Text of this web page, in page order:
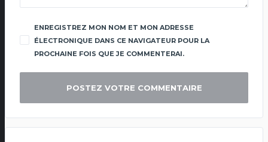
ENREGISTREZ MON NOM ET MON ADRESSE
ÉLECTRONIQUE DANS CE NAVIGATEUR POUR LA
PROCHAINE FOIS QUE JE COMMENTERAI.